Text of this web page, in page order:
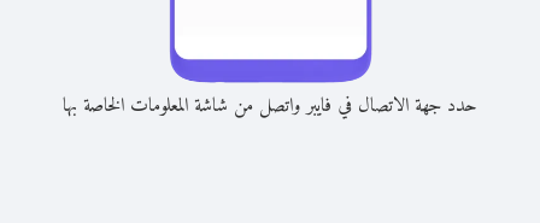
حدد جهة الاتصال في فايبر واتصل من شاشة المعلومات الخاصة بها